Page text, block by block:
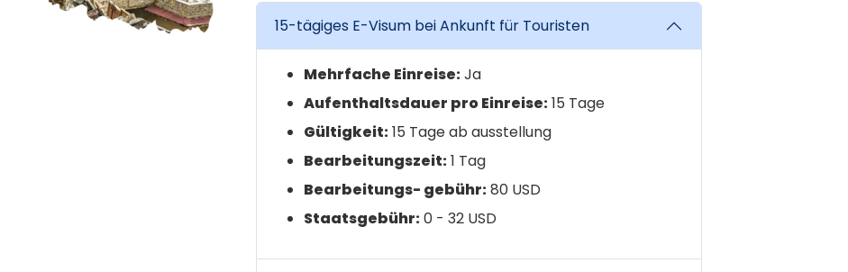
15-tägiges E-Visum bei Ankunft für Touristen
Mehrfache Einreise:Ja
Aufenthaltsdauer pro Einreise:15 Tage
Gültigkeit:15 Tage ab ausstellung
Bearbeitungszeit:1 Tag
Bearbeitungs- gebühr:80 USD
Staatsgebühr:0 - 32 USD